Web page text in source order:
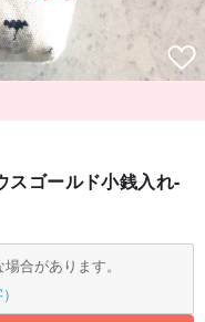
スゴールド小銭入れ-
合があります。